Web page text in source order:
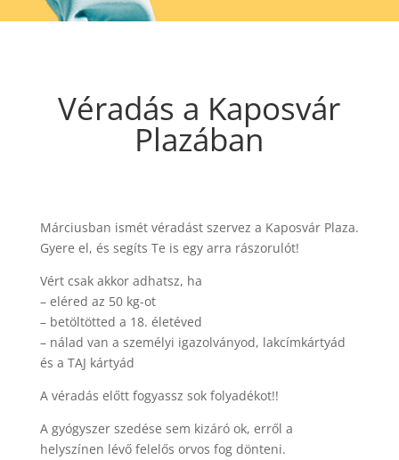
Véradás a Kaposvár
Plazában
Márciusban ismét véradást szervez a Kaposvár Plaza.
Gyere el, és segíts Te is egy arra rászorulót!
Vért csak akkor adhatsz, ha
– eléred az 50 kg-ot
– betöltötted a 18. életéved
– nálad van a személyi igazolványod, lakcímkártyád
és a TAJ kártyád
A véradás előtt fogyassz sok folyadékot!!
A gyógyszer szedése sem kizáró ok, erről a
helyszínen lévő felelős orvos fog dönteni.